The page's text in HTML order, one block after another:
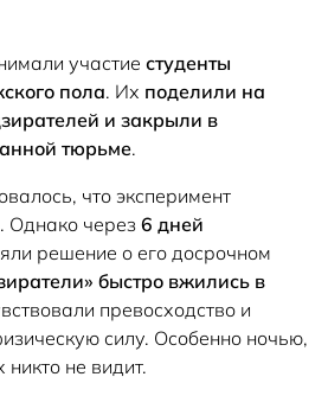
участие студенты
пола. Их поделили на
и закрыли в
тюрьме.
что эксперимент
. Однако через 6 дней
решение о его досрочном
быстро вжились в
превосходство и
силу. Особенно ночью,
не видит.